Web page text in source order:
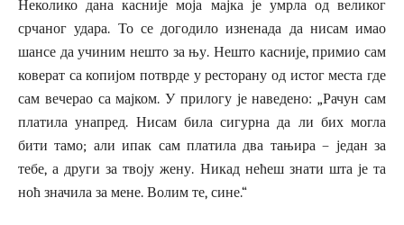
Неколико дана касније моја мајка је умрла од великог
срчаног удара. То се догодило изненада да нисам имао
шансе да учиним нешто за њу. Нешто касније, примио сам
коверат са копијом потврде у ресторану од истог места где
сам вечерао са мајком. У прилогу је наведено: „Рачун сам
платила унапред. Нисам била сигурна да ли бих могла
бити тамо; али ипак сам платила два тањира – један за
тебе, а други за твоју жену. Никад нећеш знати шта је та
ноћ значила за мене. Волим те, сине.“